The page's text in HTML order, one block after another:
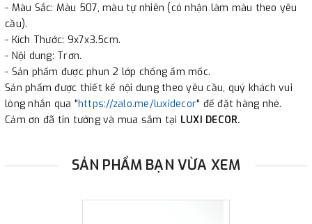
- Màu Sắc: Màu 507, màu tự nhiên (có nhận làm màu theo yêu
cầu).
- Kích Thước: 9x7x3.5cm.
- Nội dung: Trơn.
- Sản phẩm được phun 2 lớp chống ẩm mốc.
Sản phẩm được thiết kế nội dung theo yêu cầu, quý khách vui
lòng nhắn qua "https://zalo.me/luxidecor" để đặt hàng nhé.
Cảm ơn đã tin tưởng và mua sắm tại LUXI DECOR.
SẢN PHẨM BẠN VỪA XEM